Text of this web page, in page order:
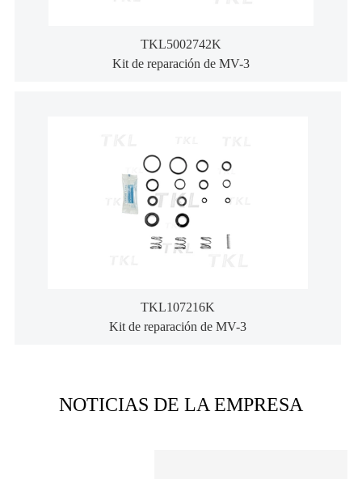
TKL5002742K
Kit de reparación de MV-3
TKL107216K
Kit de reparación de MV-3
NOTICIAS DE LA EMPRESA